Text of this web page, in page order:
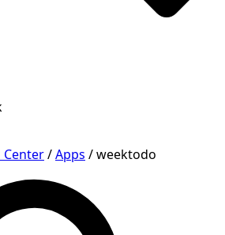
Center/Apps /weektodo